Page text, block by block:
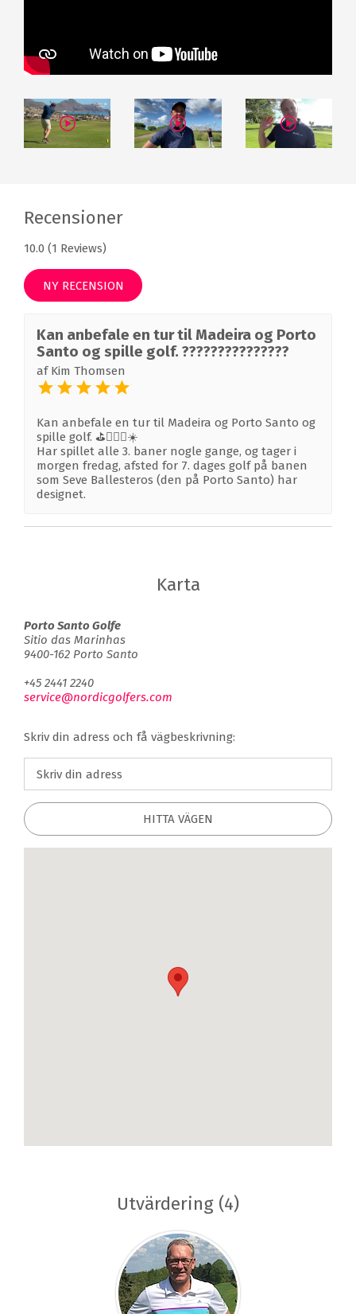
Recensioner
10.0 (1 Reviews)
NY RECENSION
Kan anbefale en tur til Madeira og Porto
Santo og spille golf. ???????????????
af Kim Thomsen
Kan anbefale en tur til Madeira og Porto Santo og
spille golf. ⛳️🏌🏼‍♀️☀️
Har spillet alle 3. baner nogle gange, og tager i
morgen fredag, afsted for 7. dages golf på banen
som Seve Ballesteros (den på Porto Santo) har
designet.
Karta
Porto Santo Golfe
Sitio das Marinhas
9400-162 Porto Santo
+45 2441 2240
service@nordicgolfers.com
Skriv din adress och få vägbeskrivning:
HITTA VÄGEN
Utvärdering (4)